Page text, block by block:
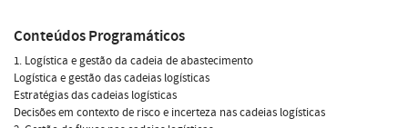
Conteúdos Programáticos
1. Logística e gestão da cadeia de abastecimento
Logística e gestão das cadeias logísticas
Estratégias das cadeias logísticas
Decisões em contexto de risco e incerteza nas cadeias logísticas